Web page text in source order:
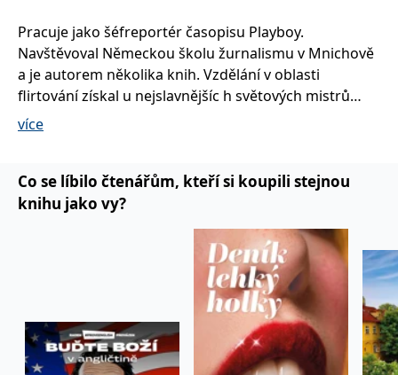
Pracuje jako šéfreportér časopisu Playboy.
Navštěvoval Německou školu žurnalismu v Mnichově
a je autorem několika knih. Vzdělání v oblasti
flirtování získal u nejslavnějšíc h světových mistrů
svádění.
více
Co se líbilo čtenářům, kteří si koupili stejnou
knihu jako vy?